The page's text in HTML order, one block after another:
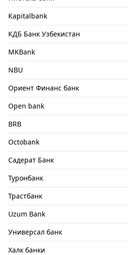
Kapitalbank
КДБ Банк Узбекистан
MKBank
NBU
Ориент Финанс банк
Open bank
BRB
Octobank
Садерат Банк
Туронбанк
Трастбанк
Uzum Bank
Универсал банк
Халк банки